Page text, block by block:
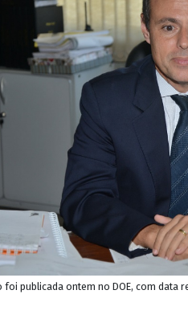
publicada ontem no DOE, com data